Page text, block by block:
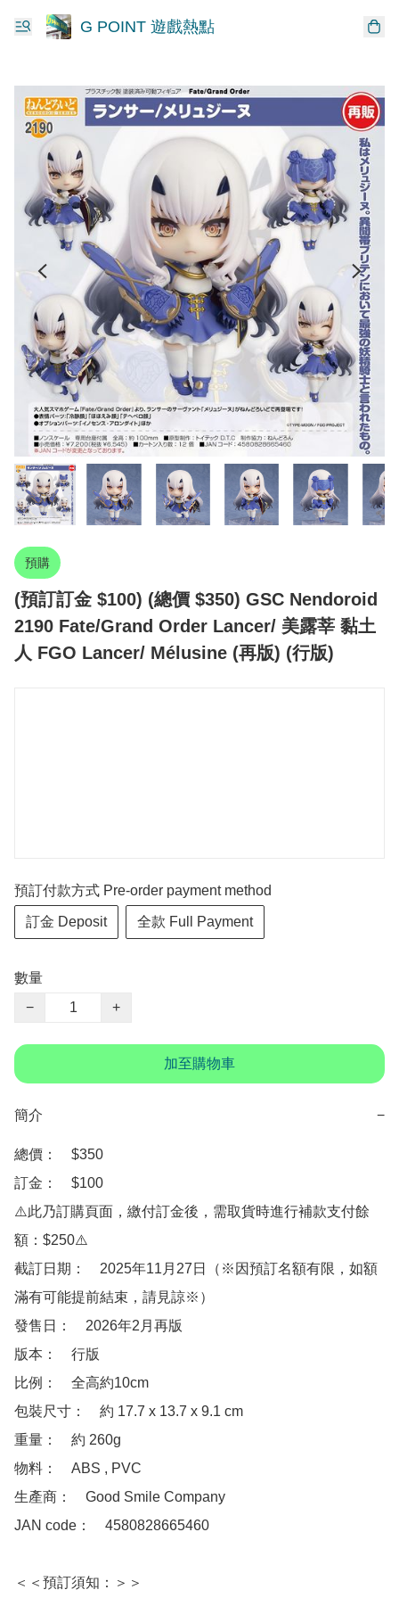
G POINT 遊戲熱點
預購
(預訂訂金 $100) (總價 $350) GSC Nendoroid
2190 Fate/Grand Order Lancer/ 美露莘 黏土
人 FGO Lancer/ Mélusine (再版) (行版)
預訂付款方式 Pre-order payment method
訂金 Deposit 全款 Full Payment
數量
−
+
加至購物車
簡介 −
總價：　$350
訂金：　$100
⚠️此乃訂購頁面，繳付訂金後，需取貨時進行補款支付餘
額：$250⚠️
截訂日期：　2025年11月27日（※因預訂名額有限，如額
滿有可能提前結束，請見諒※）
發售日：　2026年2月再版
版本：　行版
比例：　全高約10cm
包裝尺寸：　約 17.7 x 13.7 x 9.1 cm
重量：　約 260g
物料：　ABS , PVC
生產商：　Good Smile Company
JAN code：　4580828665460
＜＜預訂須知：＞＞